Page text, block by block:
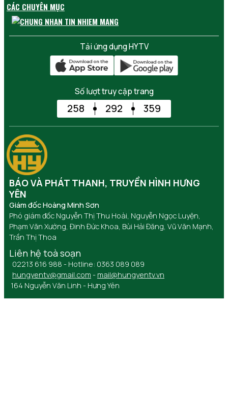
CÁC CHUYÊN MỤC
Tải ứng dụng HYTV
Số lượt truy cập trang
258 292 359
BÁO VÀ PHÁT THANH, TRUYỀN HÌNH HƯNG
YÊN
Giám đốc Hoàng Minh Sơn
Phó giám đốc Nguyễn Thị Thu Hoài, Nguyễn Ngọc Luyện,
Phạm Văn Xướng, Đinh Đức Khoa, Bùi Hải Đăng, Vũ Văn Mạnh,
Trần Thị Thoa
Liên hệ toà soạn
02213 616 988 - Hotline: 0363 089 089
hungyentv@gmail.com - mail@hungyentv.vn
164 Nguyễn Văn Linh - Hưng Yên